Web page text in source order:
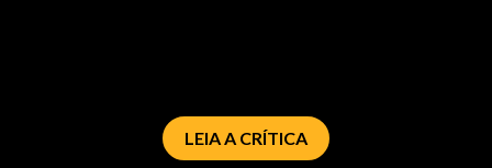
LEIA A CRÍTICA